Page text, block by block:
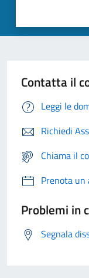
Contatta il
Leggi le
Richiedi
Chiama il
Prenota
Problemi in
Segnala